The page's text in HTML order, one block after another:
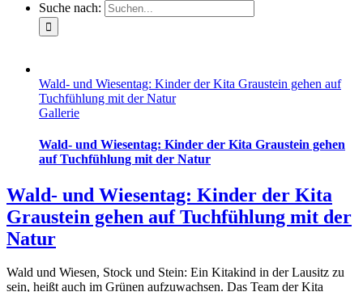
Suche nach:
Wald- und Wiesentag: Kinder der Kita Graustein gehen auf
Tuchfühlung mit der Natur
Gallerie
Wald- und Wiesentag: Kinder der Kita Graustein gehen
auf Tuchfühlung mit der Natur
Wald- und Wiesentag: Kinder der Kita
Graustein gehen auf Tuchfühlung mit der
Natur
Wald und Wiesen, Stock und Stein: Ein Kitakind in der Lausitz zu
sein, heißt auch im Grünen aufzuwachsen. Das Team der Kita